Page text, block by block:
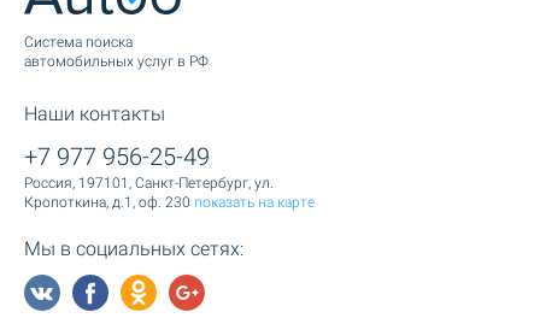
Cистема поиска
автомобильных услуг в РФ
Наши контакты
+7 977 956-25-49
Россия, 197101, Санкт-Петербург, ул.
Кропоткина, д.1, оф. 230 показать на карте
Мы в социальных сетях: